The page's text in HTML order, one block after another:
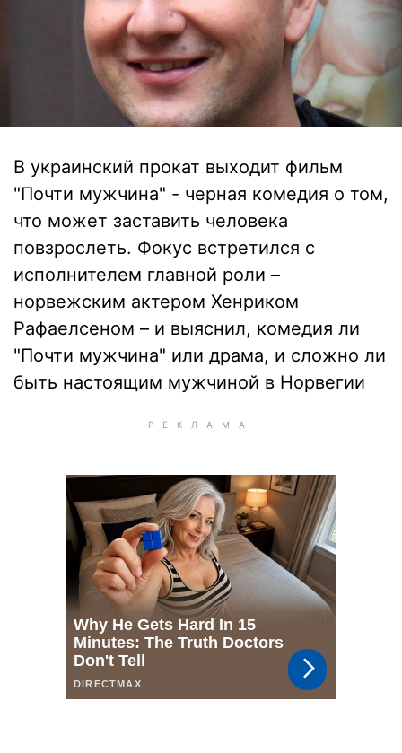
В украинский прокат выходит фильм
"Почти мужчина" - черная комедия о том,
что может заставить человека
повзрослеть. Фокус встретился с
исполнителем главной роли –
норвежским актером Хенриком
Рафаелсеном – и выяснил, комедия ли
"Почти мужчина" или драма, и сложно ли
быть настоящим мужчиной в Норвегии